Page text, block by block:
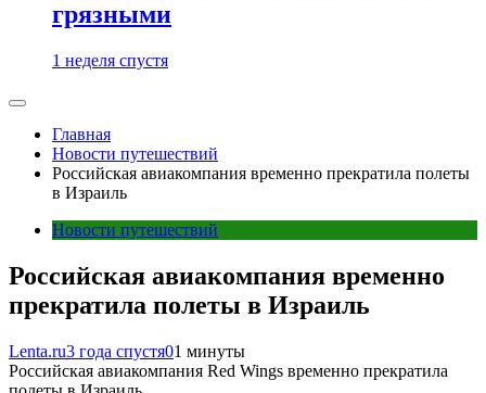
грязными
1 неделя спустя
Главная
Новости путешествий
Российская авиакомпания временно прекратила полеты
в Израиль
Новости путешествий
Российская авиакомпания временно
прекратила полеты в Израиль
Lenta.ru3 года спустя01 минуты
Российская авиакомпания Red Wings временно прекратила